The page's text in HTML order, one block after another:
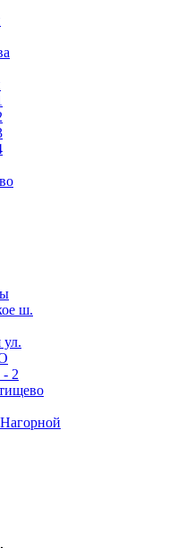
ш.
ул.
- 2